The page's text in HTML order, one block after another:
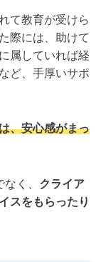
て教育が受けら
際には、助けて
属していれば経
ど、手厚いサポ
、安心感がまっ
く、 クライア
スをもらったり